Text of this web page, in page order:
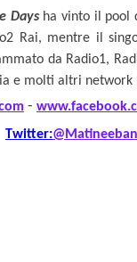
Daysha vinto il pool
Rai, mentre il
da Radio1,
e molti altri
-
Twitter: